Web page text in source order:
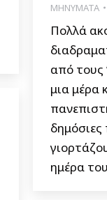
ΜΗΝΥΜΑΤΑ
Πολλά
από τους
μια μέρα
δημόσιες
ημέρα